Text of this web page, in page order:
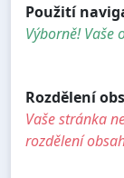
Použití
Výborně! Vaše
Rozdělení
Vaše stránka
rozdělení